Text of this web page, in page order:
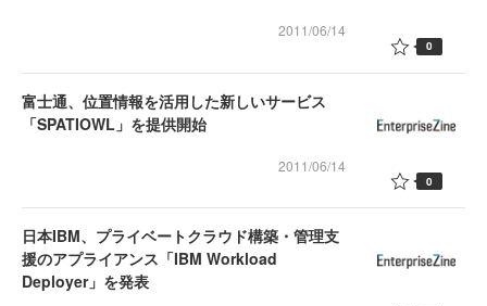
2011/06/14
0
富士通、位置情報を活用した新しいサービス
「SPATIOWL」を提供開始
2011/06/14
0
日本IBM、プライベートクラウド構築・管理支
援のアプライアンス「IBM Workload
Deployer」を発表